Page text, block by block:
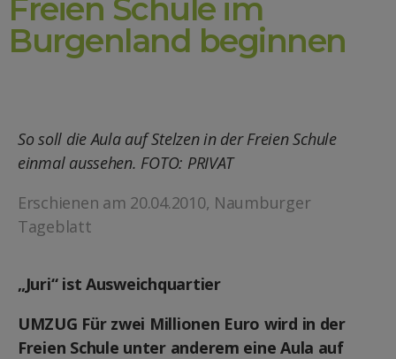
Freien Schule im
Burgenland beginnen
So soll die Aula auf Stelzen in der Freien Schule
einmal aussehen. FOTO: PRIVAT
Erschienen am 20.04.2010, Naumburger
Tageblatt
„Juri“ ist Ausweichquartier
UMZUG Für zwei Millionen Euro wird in der
Freien Schule unter anderem eine Aula auf